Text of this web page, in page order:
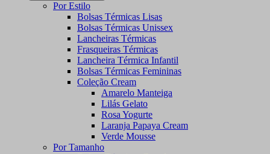
Por Estilo
Bolsas Térmicas Lisas
Bolsas Térmicas Unissex
Lancheiras Térmicas
Frasqueiras Térmicas
Lancheira Térmica Infantil
Bolsas Térmicas Femininas
Coleção Cream
Amarelo Manteiga
Lilás Gelato
Rosa Yogurte
Laranja Papaya Cream
Verde Mousse
Por Tamanho